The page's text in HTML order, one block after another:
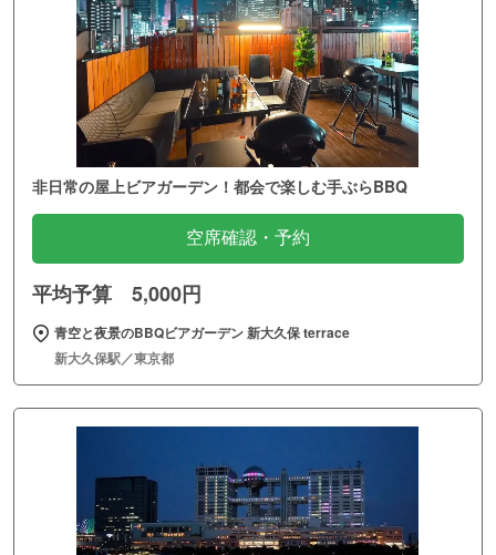
非日常の屋上ビアガーデン！都会で楽しむ手ぶらBBQ
空席確認・予約
平均予算 5,000円
青空と夜景のBBQビアガーデン 新大久保 terrace
新大久保駅／東京都